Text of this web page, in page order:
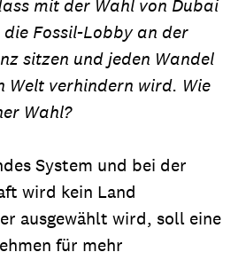
mit der Wahl von Dubai
Fossil-Lobby an der
sitzen und jeden Wandel
Welt verhindern wird. Wie
Wahl?
System und bei der
wird kein Land
ausgewählt wird, soll eine
für mehr